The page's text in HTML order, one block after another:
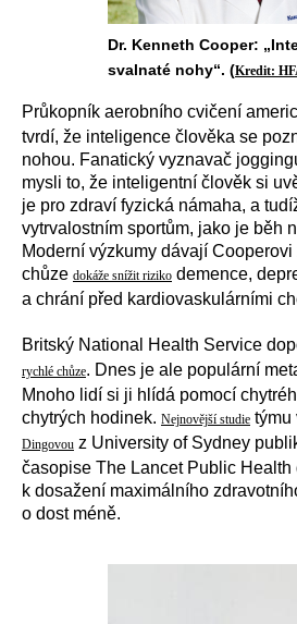
Dr. Kenneth Cooper:
svalnaté nohy“. (Kredit:
Průkopník aerobního cvičení
tvrdí, že inteligence člověka se
nohou. Fanatický vyznavač
mysli to, že inteligentní člověk si
je pro zdraví fyzická námaha, a
vytrvalostním sportům, jako je běh
Moderní výzkumy dávají
chůze dokáže snížit riziko demence,
a chrání před kardiovaskulárními
Britský National Health Service
rychlé chůze. Dnes je ale populární
Mnoho lidí si ji hlídá pomocí
chytrých hodinek. Nejnovější studie týmu
Dingovou z University of Sydney
časopise The Lancet Public Health
k dosažení maximálního
o dost méně.